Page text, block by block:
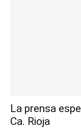
La prensa
Ca. Rioja